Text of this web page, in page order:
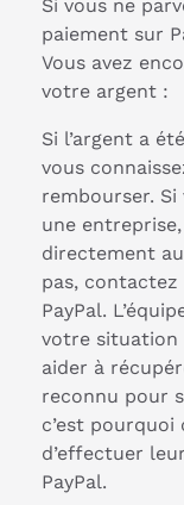
Si vous ne
paiement sur
Vous avez
votre argent :
Si l’argent a
vous
rembourser. Si
une
directement
pas,
PayPal.
votre situation
aider à
reconnu pour
c’est
d’effectuer
PayPal.